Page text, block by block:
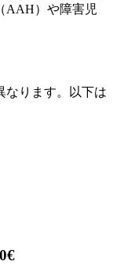
AAH）や障害児
なります。以下は